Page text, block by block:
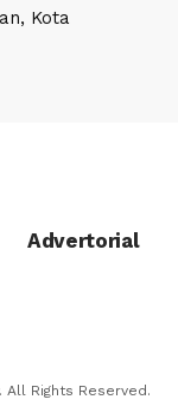
Kota
Advertorial
All Rights Reserved.